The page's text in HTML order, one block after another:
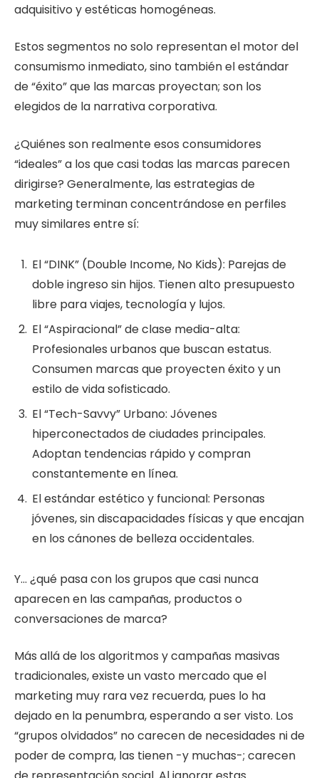
adquisitivo y estéticas homogéneas.
Estos segmentos no solo representan el motor del
consumismo inmediato, sino también el estándar
de “éxito” que las marcas proyectan; son los
elegidos de la narrativa corporativa.
¿Quiénes son realmente esos consumidores
“ideales” a los que casi todas las marcas parecen
dirigirse? Generalmente, las estrategias de
marketing terminan concentrándose en perfiles
muy similares entre sí:
El “DINK” (Double Income, No Kids): Parejas de
doble ingreso sin hijos. Tienen alto presupuesto
libre para viajes, tecnología y lujos.
El “Aspiracional” de clase media-alta:
Profesionales urbanos que buscan estatus.
Consumen marcas que proyecten éxito y un
estilo de vida sofisticado.
El “Tech-Savvy” Urbano: Jóvenes
hiperconectados de ciudades principales.
Adoptan tendencias rápido y compran
constantemente en línea.
El estándar estético y funcional: Personas
jóvenes, sin discapacidades físicas y que encajan
en los cánones de belleza occidentales.
Y… ¿qué pasa con los grupos que casi nunca
aparecen en las campañas, productos o
conversaciones de marca?
Más allá de los algoritmos y campañas masivas
tradicionales, existe un vasto mercado que el
marketing muy rara vez recuerda, pues lo ha
dejado en la penumbra, esperando a ser visto. Los
“grupos olvidados” no carecen de necesidades ni de
poder de compra, las tienen -y muchas-; carecen